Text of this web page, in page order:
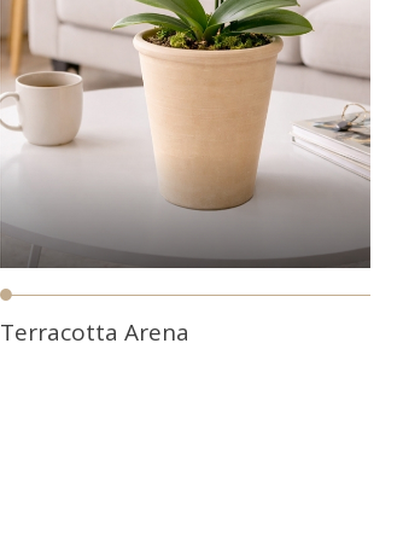
Terracotta Arena